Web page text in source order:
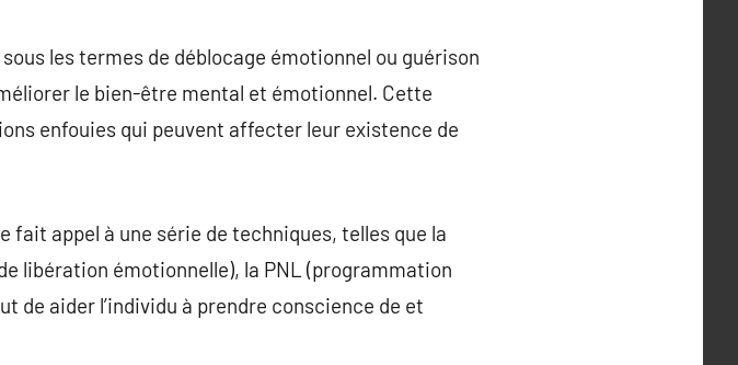
les termes de déblocage émotionnel ou guérison
le bien-être mental et émotionnel. Cette
enfouies qui peuvent affecter leur existence de
appel à une série de techniques, telles que la
libération émotionnelle), la PNL (programmation
de aider l’individu à prendre conscience de et